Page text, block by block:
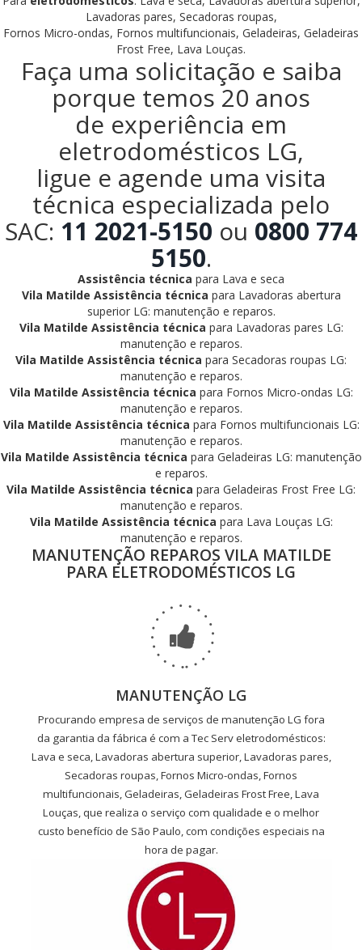
Lavadoras pares, Secadoras roupas,
Fornos Micro-ondas, Fornos multifuncionais, Geladeiras, Geladeiras
Frost Free, Lava Louças.
Faça uma solicitação e saiba
porque temos 20 anos
de experiência em
eletrodomésticos LG,
ligue e agende uma visita
técnica especializada pelo
SAC: 11 2021-5150 ou 0800 774
5150.
Assistência técnica para Lava e seca
Vila Matilde Assistência técnica para Lavadoras abertura
superior LG: manutenção e reparos.
Vila Matilde Assistência técnica para Lavadoras pares LG:
manutenção e reparos.
Vila Matilde Assistência técnica para Secadoras roupas LG:
manutenção e reparos.
Vila Matilde Assistência técnica para Fornos Micro-ondas LG:
manutenção e reparos.
Vila Matilde Assistência técnica para Fornos multifuncionais LG:
manutenção e reparos.
Vila Matilde Assistência técnica para Geladeiras LG: manutenção
e reparos.
Vila Matilde Assistência técnica para Geladeiras Frost Free LG:
manutenção e reparos.
Vila Matilde Assistência técnica para Lava Louças LG:
manutenção e reparos.
MANUTENÇÃO REPAROS VILA MATILDE
PARA ELETRODOMÉSTICOS LG
MANUTENÇÃO LG
Procurando empresa de serviços de manutenção LG fora
da garantia da fábrica é com a Tec Serv eletrodomésticos:
Lava e seca, Lavadoras abertura superior, Lavadoras pares,
Secadoras roupas, Fornos Micro-ondas, Fornos
multifuncionais, Geladeiras, Geladeiras Frost Free, Lava
Louças, que realiza o serviço com qualidade e o melhor
custo benefício de São Paulo, com condições especiais na
hora de pagar.